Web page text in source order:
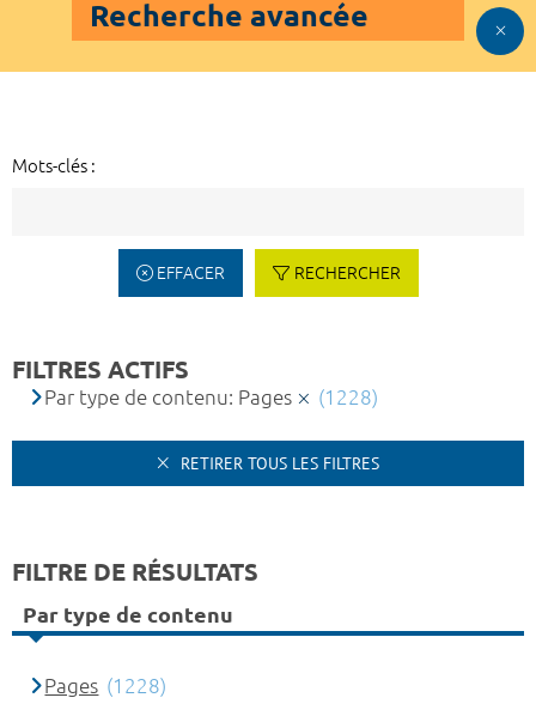
Recherche avancée
Mots-clés :
EFFACER RECHERCHER
FILTRES ACTIFS
Par type de contenu: Pages (1228)
RETIRER TOUS LES FILTRES
FILTRE DE RÉSULTATS
Par type de contenu
Pages (1228)